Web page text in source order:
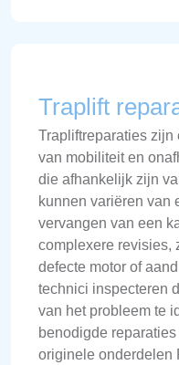
Traplift
Trapliftreparaties zijn
van mobiliteit en
die afhankelijk zijn
kunnen variëren van
vervangen van een
complexere revisies,
defecte motor of
technici inspecteren
van het probleem te
benodigde
originele onderdelen